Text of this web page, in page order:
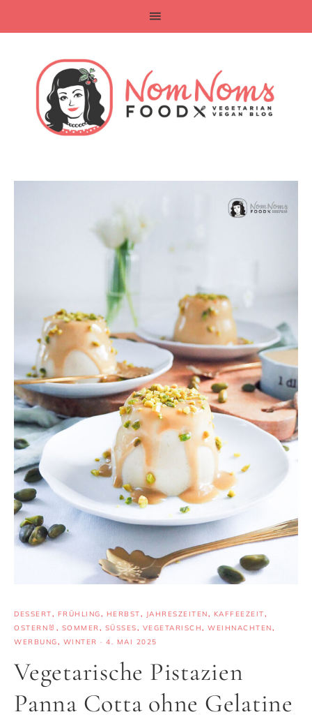
DESSERT, FRÜHLING, HERBST, JAHRESZEITEN, KAFFEEZEIT,
OSTERN🐰 , SOMMER, SÜSSES , VEGETARISCH, WEIHNACHTEN,
WERBUNG, WINTER · 4. MAI 2025
Vegetarische Pistazien
Panna Cotta ohne Gelatine